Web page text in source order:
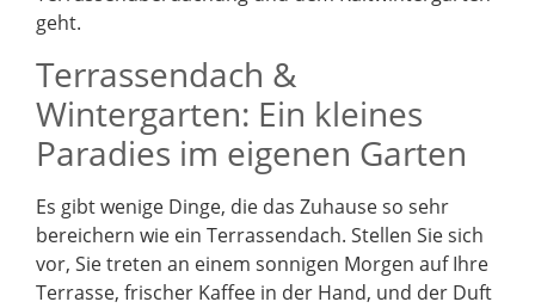
geht.
Terrassendach &
Wintergarten: Ein kleines
Paradies im eigenen Garten
Es gibt wenige Dinge, die das Zuhause so sehr
bereichern wie ein Terrassendach. Stellen Sie sich
vor, Sie treten an einem sonnigen Morgen auf Ihre
Terrasse, frischer Kaffee in der Hand, und der Duft